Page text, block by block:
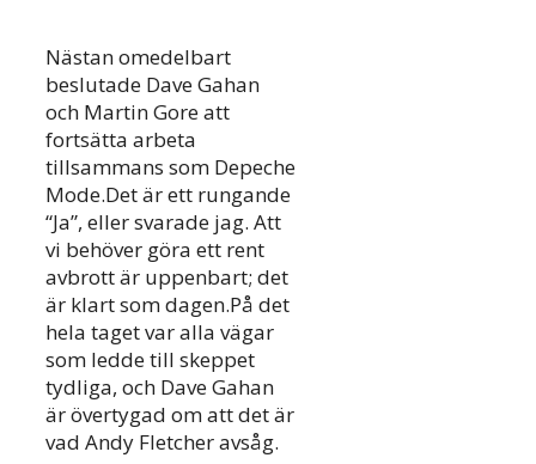
Nästan omedelbart
beslutade Dave Gahan
och Martin Gore att
fortsätta arbeta
tillsammans som Depeche
Mode.Det är ett rungande
“Ja”, eller svarade jag. Att
vi behöver göra ett rent
avbrott är uppenbart; det
är klart som dagen.På det
hela taget var alla vägar
som ledde till skeppet
tydliga, och Dave Gahan
är övertygad om att det är
vad Andy Fletcher avsåg.